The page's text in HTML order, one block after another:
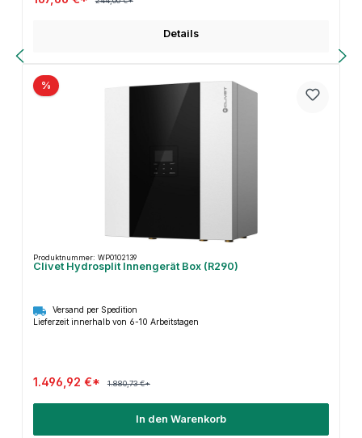
Details
%
Produktnummer: WP0102139
Clivet Hydrosplit Innengerät Box (R290)
Versand per Spedition
Lieferzeit innerhalb von 6-10 Arbeitstagen
1.496,92 €* 1.880,73 €*
In den Warenkorb